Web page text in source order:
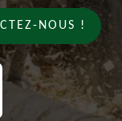
NOUS !